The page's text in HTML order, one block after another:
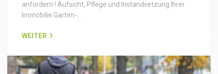
anfordern ! Aufsicht, Pflege und Instandsetzung Ihrer
Immobilie Garten-…
WEITER